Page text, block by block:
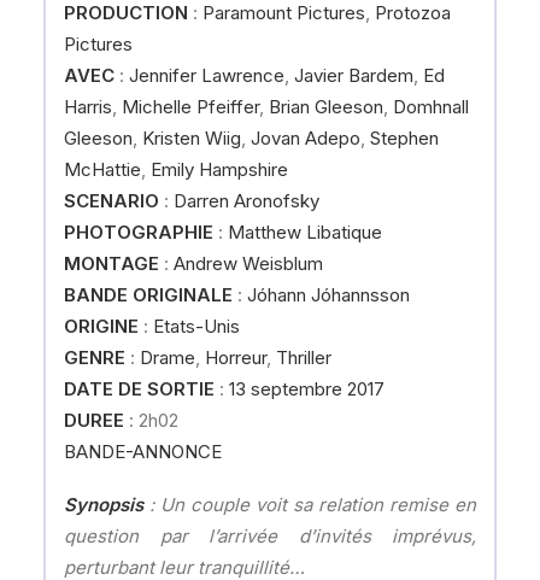
PRODUCTION : Paramount Pictures, Protozoa
Pictures
AVEC : Jennifer Lawrence, Javier Bardem, Ed
Harris, Michelle Pfeiffer, Brian Gleeson, Domhnall
Gleeson, Kristen Wiig, Jovan Adepo, Stephen
McHattie, Emily Hampshire
SCENARIO : Darren Aronofsky
PHOTOGRAPHIE : Matthew Libatique
MONTAGE : Andrew Weisblum
BANDE ORIGINALE : Jóhann Jóhannsson
ORIGINE : Etats-Unis
GENRE : Drame, Horreur, Thriller
DATE DE SORTIE : 13 septembre 2017
DUREE : 2h02
BANDE-ANNONCE
Synopsis: Un couple voit sa relation remise en
question par l’arrivée d’invités imprévus,
perturbant leur tranquillité…